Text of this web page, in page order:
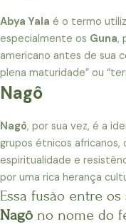
Abya Yala é o termo
especialmente os Guna,
americano antes de sua
plena maturidade” ou
Nagô
Nagô, por sua vez, é a
grupos étnicos africanos,
espiritualidade e
por uma rica herança
Essa fusão entre
Nagô no nome do